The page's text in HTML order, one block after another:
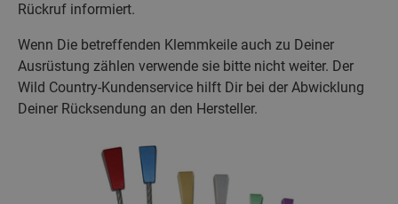
Rückruf informiert.
Wenn Die betreffenden Klemmkeile auch zu Deiner
Ausrüstung zählen verwende sie bitte nicht weiter. Der
Wild Country-Kundenservice hilft Dir bei der Abwicklung
Deiner Rücksendung an den Hersteller.